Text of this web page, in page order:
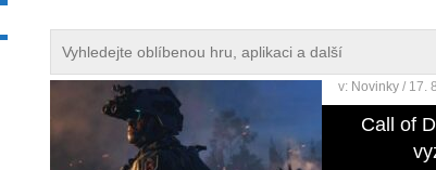
v: Novinky / 17.
Call of